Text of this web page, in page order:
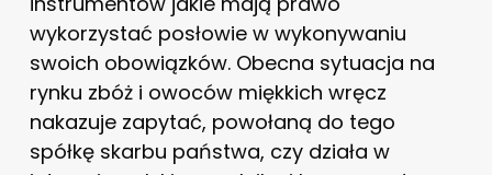
wykorzystać posłowie w wykonywaniu
swoich obowiązków. Obecna sytuacja na
rynku zbóż i owoców miękkich wręcz
nakazuje zapytać, powołaną do tego
spółkę skarbu państwa, czy działa w